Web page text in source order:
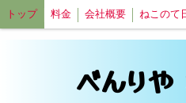
トップ 料金 会社概要 ねこのて
特定商取引法表記
べんりや